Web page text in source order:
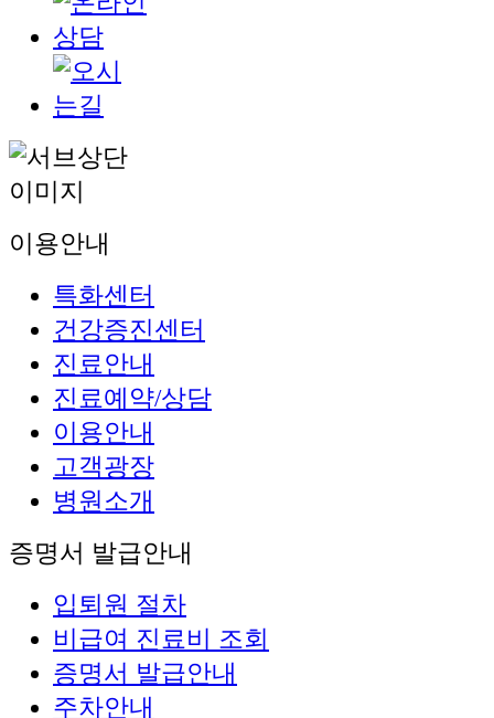
이용안내
특화센터
건강증진센터
진료안내
진료예약/상담
이용안내
고객광장
병원소개
증명서 발급안내
입퇴원 절차
비급여 진료비 조회
증명서 발급안내
주차안내